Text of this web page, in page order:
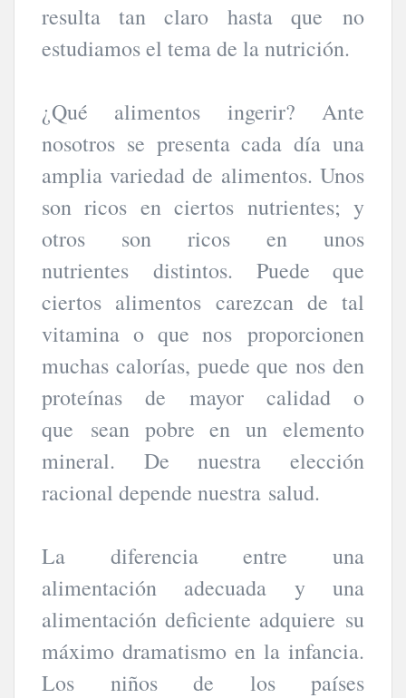
resulta tan claro hasta que no
estudiamos el tema de la nutrición.
¿Qué alimentos ingerir? Ante
nosotros se presenta cada día una
amplia variedad de alimentos. Unos
son ricos en ciertos nutrientes; y
otros son ricos en unos
nutrientes distintos. Puede que
ciertos alimentos carezcan de tal
vitamina o que nos proporcionen
muchas calorías, puede que nos den
proteínas de mayor calidad o
que sean pobre en un elemento
mineral. De nuestra elección
racional depende nuestra salud.
La diferencia entre una
alimentación adecuada y una
alimentación deficiente adquiere su
máximo dramatismo en la infancia.
Los niños de los países